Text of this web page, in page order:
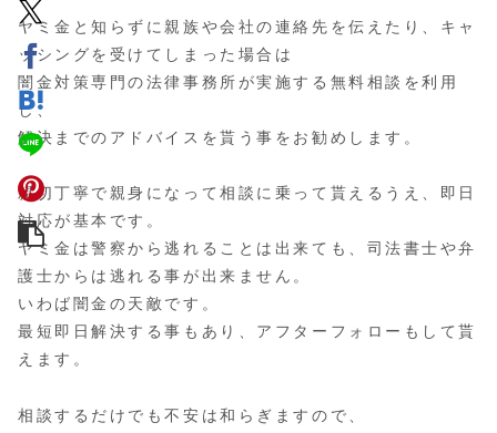
ヤミ金と知らずに親族や会社の連絡先を伝えたり、キャ
ッシングを受けてしまった場合は
闇金対策専門の法律事務所が実施する無料相談 を利用
し、
解決までのアドバイスを貰う事をお勧めします。
親切丁寧で親身になって相談に乗って貰えるうえ、即日
対応が基本です。
ヤミ金は警察から逃れることは出来ても、司法書士や弁
護士からは逃れる事が出来ません。
いわば闇金の天敵です。
最短即日解決する事もあり、アフターフォローもして貰
えます。
相談するだけでも不安は和らぎますので、